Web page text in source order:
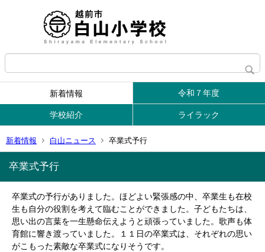
新着情報 令和７年度
学校紹介 ライラック
新着情報 白山ニュース 卒業式予行
卒業式予行
卒業式の予行がありました。ほどよい緊張感の中、卒業生も在校
生も自分の役割を考えて臨むことができました。子どもたちは、
思い出の言葉を一生懸命伝えようと頑張っていました。歌声も体
育館に響き渡っていました。１１日の卒業式は、それぞれの思い
がこもった素敵な卒業式になりそうです。